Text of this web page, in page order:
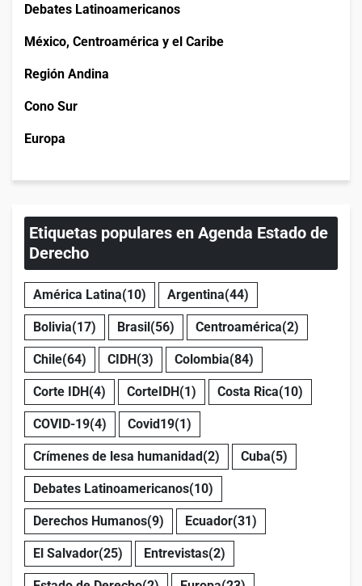
Debates Latinoamericanos
México, Centroamérica y el Caribe
Región Andina
Cono Sur
Europa
Etiquetas populares en Agenda Estado de
Derecho
América Latina(10) Argentina(44)
Bolivia(17) Brasil(56) Centroamérica(2)
Chile(64) CIDH(3) Colombia(84)
Corte IDH(4) CorteIDH(1) Costa Rica(10)
COVID-19(4) Covid19(1)
Crímenes de lesa humanidad(2) Cuba(5)
Debates Latinoamericanos(10)
Derechos Humanos(9) Ecuador(31)
El Salvador(25) Entrevistas(2)